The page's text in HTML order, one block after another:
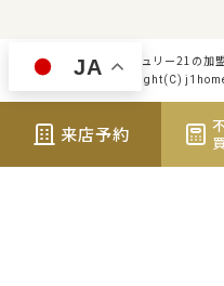
センチュリー21の加
Copyright(C)
来店予約
JA